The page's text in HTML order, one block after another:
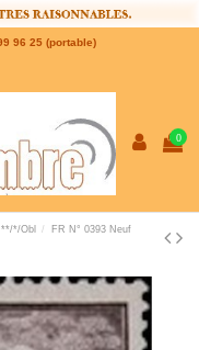
96 25 (portable)
0
*/Obl
FR N° 0393 Neuf